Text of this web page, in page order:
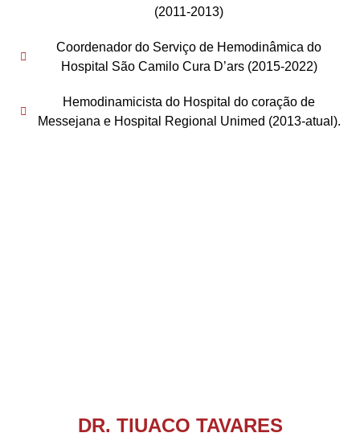
(2011-2013)
Coordenador do Serviço de Hemodinâmica do
Hospital São Camilo Cura D’ars (2015-2022)
Hemodinamicista do Hospital do coração de
Messejana e Hospital Regional Unimed (2013-atual).
DR. TIUACO TAVARES